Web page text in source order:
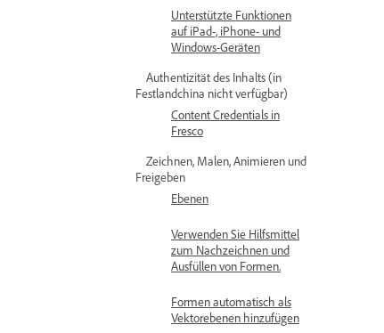
Unterstützte Funktionen
auf iPad-, iPhone- und
Windows-Geräten
Authentizität des Inhalts (in
Festlandchina nicht verfügbar)
Content Credentials in
Fresco
Zeichnen, Malen, Animieren und
Freigeben
Ebenen
Verwenden Sie Hilfsmittel
zum Nachzeichnen und
Ausfüllen von Formen.
Formen automatisch als
Vektorebenen hinzufügen